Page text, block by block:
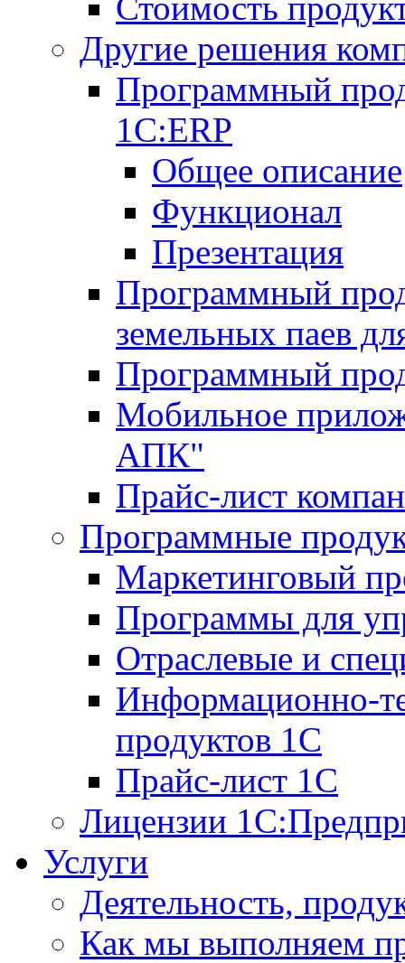
Другие решения
Программный
1С:ERP
Общее описание
Функционал
Презентация
Программный
земельных паев
Программный
Мобильное
АПК"
Прайс-лист
Программные
Маркетинговый
Программы для
Отраслевые и
Информационно-
продуктов 1С
Прайс-лист 1С
Лицензии
Услуги
Деятельность,
Как мы выполняем